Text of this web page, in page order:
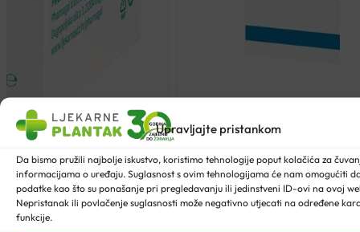
Upravljajte pristankom
Da bismo pružili najbolje iskustvo, koristimo tehnologije poput kolačića za
informacijama o uređaju. Suglasnost s ovim tehnologijama će nam omogućiti
podatke kao što su ponašanje pri pregledavanju ili jedinstveni ID-ovi na ovoj
Nepristanak ili povlačenje suglasnosti može negativno utjecati na određene
funkcije.